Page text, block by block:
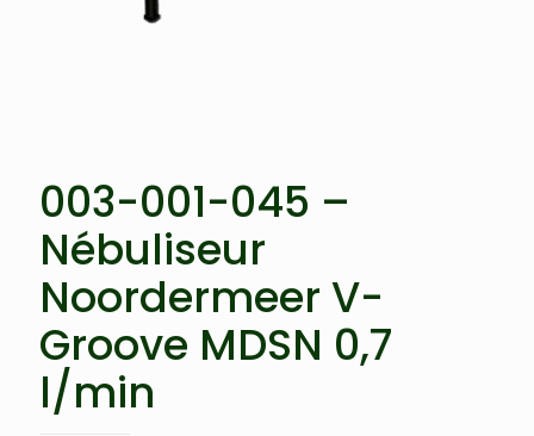
003-001-045 –
Nébuliseur
Noordermeer V-
Groove MDSN 0,7
l/min